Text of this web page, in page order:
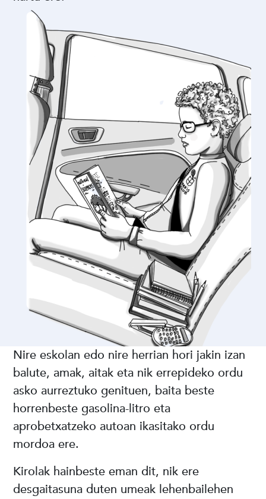
Nire eskolan edo nire herrian hori jakin izan
balute, amak, aitak eta nik errepideko ordu
asko aurreztuko genituen, baita beste
horrenbeste gasolina-litro eta
aprobetxatzeko autoan ikasitako ordu
mordoa ere.
Kirolak hainbeste eman dit, nik ere
desgaitasuna duten umeak lehenbailehen